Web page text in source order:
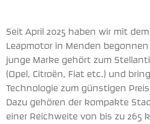
Seit April 2025 haben wir mit
Leapmotor in Menden
junge Marke gehört zum
(Opel, Citroën, Fiat etc.) und
Technologie zum günstigen
Dazu gehören der kompakte
einer Reichweite von bis zu 265